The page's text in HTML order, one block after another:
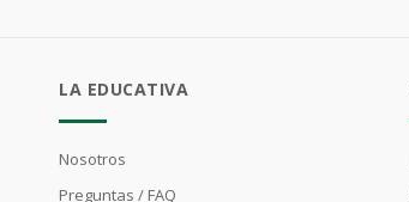
LA EDUCATIVA
Nosotros
Preguntas / FAQ